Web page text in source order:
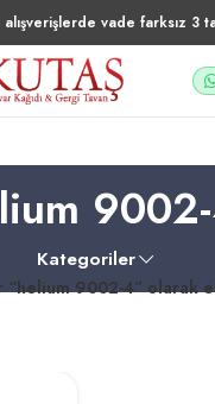
vade farksız 3
Kategoriler
“helium 9002-4” olarak